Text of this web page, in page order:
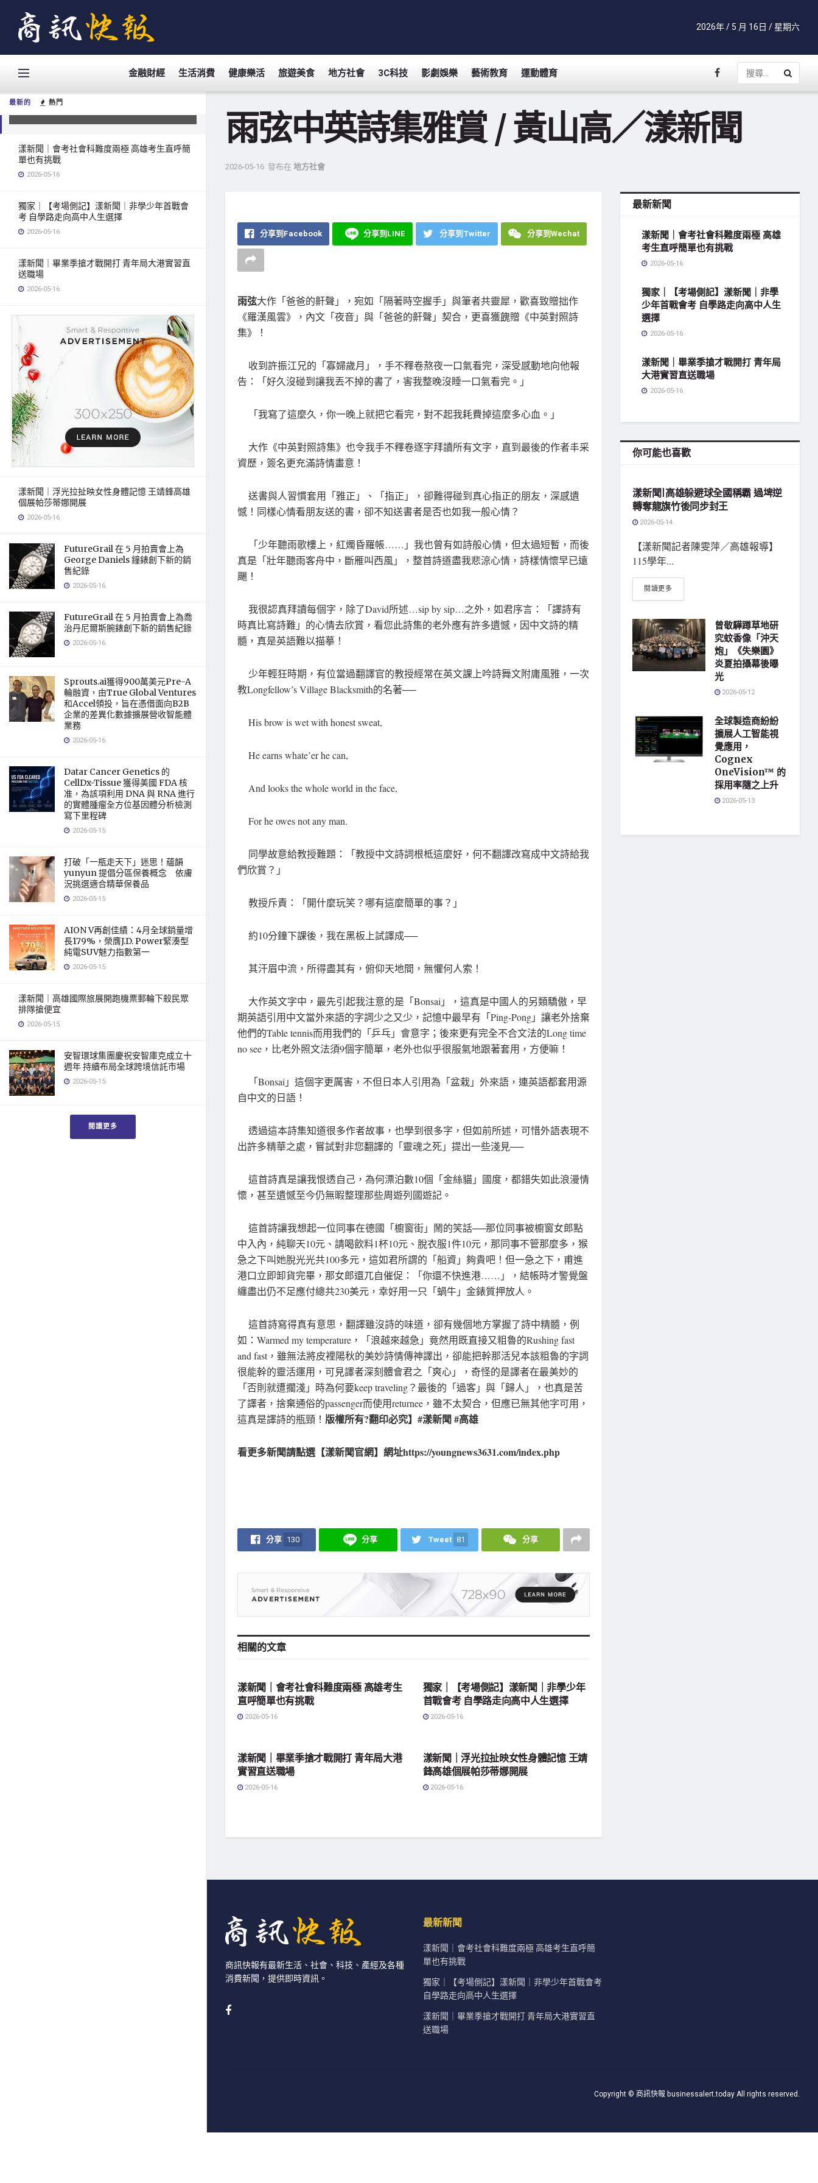
最新的 熱門
雨弦中英詩集雅賞 / 黃山高／漾新聞
漾新聞｜會考社會科難度兩極 高雄考生直呼簡
單也有挑戰
2026-05-16
獨家｜【考場側記】漾新聞｜非學少年首戰會
考 自學路走向高中人生選擇
2026-05-16
漾新聞｜畢業季搶才戰開打 青年局大港實習直
送職場
2026-05-16
漾新聞｜浮光拉扯映女性身體記憶 王靖鋒高雄
個展帕莎蒂娜開展
2026-05-16
FutureGrail 在 5 月拍賣會上為
George Daniels 鐘錶創下新的銷
售紀錄
2026-05-16
FutureGrail 在 5 月拍賣會上為喬
治丹尼爾斯腕錶創下新的銷售紀錄
2026-05-16
Sprouts.ai獲得900萬美元Pre-A
輪融資，由True Global Ventures
和Accel領投，旨在憑借面向B2B
企業的差異化數據擴展營收智能體
業務
2026-05-16
Datar Cancer Genetics 的
CellDx-Tissue 獲得美國 FDA 核
准，為該項利用 DNA 與 RNA 進行
的實體腫瘤全方位基因體分析檢測
寫下里程碑
2026-05-15
打破「一瓶走天下」迷思！蘊韻
yunyun 提倡分區保養概念 依膚
況挑選適合精華保養品
2026-05-15
AION V再創佳績：4月全球銷量增
長179%，榮膺J.D. Power緊湊型
純電SUV魅力指數第一
2026-05-15
漾新聞｜高雄國際旅展開跑機票郵輪下殺民眾
排隊搶便宜
2026-05-15
安智環球集團慶祝安智庫克成立十
週年 持續布局全球跨境信託市場
2026-05-15
閱讀更多
2026年 / 5 月 16日 / 星期六
金融財經 生活消費 健康樂活 旅遊美食 地方社會 3C科技 影劇娛樂 藝術教育 運動體育
雨弦中英詩集雅賞 / 黃山高／漾新聞
2026-05-16 發布在 地方社會
分享到Facebook 分享到LINE 分享到Twitter 分享到Wechat
雨弦大作「爸爸的鼾聲」，宛如「隔著時空握手」與筆者共靈犀，歡喜致贈拙作
《羅漢風雲》，內文「夜音」與「爸爸的鼾聲」契合，更喜獲餽贈《中英對照詩
集》！
收到許振江兄的「寡婦歲月」，手不釋卷熬夜一口氣看完，深受感動地向他報
告：「好久沒碰到讓我丟不掉的書了，害我整晚沒睡一口氣看完。」
「我寫了這麼久，你一晚上就把它看完，對不起我耗費掉這麼多心血。」
大作《中英對照詩集》也令我手不釋卷逐字拜讀所有文字，直到最後的作者丰采
資歷，簽名更充滿詩情畫意！
送書與人習慣套用「雅正」、「指正」，卻難得碰到真心指正的朋友，深感遺
憾！同樣心情看朋友送的書，卻不知送書者是否也如我一般心情？
「少年聽雨歌樓上，紅燭昏羅帳……」我也曾有如詩般心情，但太過短暫，而後
真是「壯年聽雨客舟中，斷雁叫西風」，整首詩道盡我悲涼心情，詩樣情懷早已遠
颺！
我很認真拜讀每個字，除了David所述…sip by sip…之外，如君序言：「譯詩有
時真比寫詩難」的心情去欣賞，看您此詩集的老外應有許多遺憾，因中文詩的精
髓，真是英語難以描摹！
少年輕狂時期，有位當過翻譯官的教授經常在英文課上吟詩舞文附庸風雅，一次
教Longfellow’s Village Blacksmith的名著──
His brow is wet with honest sweat,
He earns whate’er he can,
And looks the whole world in the face,
For he owes not any man.
同學故意給教授難題：「教授中文詩詞根柢這麼好，何不翻譯改寫成中文詩給我
們欣賞？」
教授斥責：「開什麼玩笑？哪有這麼簡單的事？」
約10分鐘下課後，我在黑板上試譯成──
其汗眉中流，所得盡其有，俯仰天地間，無懼何人索！
大作英文字中，最先引起我注意的是「Bonsai」，這真是中國人的另類驕傲，早
期英語引用中文當外來語的字詞少之又少，記憶中最早有「Ping-Pong」讓老外捨棄
他們的Table tennis而用我們的「乒乓」會意字；後來更有完全不合文法的Long time
no see，比老外照文法須9個字簡單，老外也似乎很服氣地跟著套用，方便嘛！
「Bonsai」這個字更厲害，不但日本人引用為「盆栽」外來語，連英語都套用源
自中文的日語！
透過這本詩集知道很多作者故事，也學到很多字，但如前所述，可惜外語表現不
出許多精華之處，嘗試對非您翻譯的「靈魂之死」提出一些淺見──
這首詩真是讓我恨透自己，為何漂泊數10個「金絲貓」國度，都錯失如此浪漫情
懷，甚至遺憾至今仍無暇整理那些周遊列國遊記。
這首詩讓我想起一位同事在德國「櫥窗街」鬧的笑話──那位同事被櫥窗女郎點
中入內，純聊天10元、請喝飲料1杯10元、脫衣服1件10元，那同事不管那麼多，猴
急之下叫她脫光光共100多元，這如君所謂的「船資」夠貴吧！但一急之下，甫進
港口立即卸貨完畢，那女郎還兀自催促：「你還不快進港……」，結帳時才警覺盤
纏盡出仍不足應付總共230美元，幸好用一只「蝸牛」金錶質押放人。
這首詩寫得真有意思，翻譯雖沒詩的味道，卻有幾個地方掌握了詩中精髓，例
如：Warmed my temperature，「浪越來越急」竟然用既直接又粗魯的Rushing fast
and fast，雖無法將皮裡陽秋的美妙詩情傳神譯出，卻能把幹那活兒本該粗魯的字詞
很能幹的靈活運用，可見譯者深刻體會君之「爽心」，奇怪的是譯者在最美妙的
「否則就遭擱淺」時為何要keep traveling？最後的「過客」與「歸人」，也真是苦
了譯者，捨棄通俗的passenger而使用returnee，雖不太契合，但應已無其他字可用，
這真是譯詩的瓶頸！ 版權所有?翻印必究】#漾新聞 #高雄
看更多新聞請點選【漾新聞官網】網址https://youngnews3631.com/index.php
分享 130 分享 Tweet 81 分享
相關的文章
漾新聞｜會考社會科難度兩極 高雄考生
直呼簡單也有挑戰
2026-05-16
獨家｜【考場側記】漾新聞｜非學少年
首戰會考 自學路走向高中人生選擇
2026-05-16
漾新聞｜畢業季搶才戰開打 青年局大港
實習直送職場
2026-05-16
漾新聞｜浮光拉扯映女性身體記憶 王靖
鋒高雄個展帕莎蒂娜開展
2026-05-16
最新新聞
漾新聞｜會考社會科難度兩極 高雄
考生直呼簡單也有挑戰
2026-05-16
獨家｜【考場側記】漾新聞｜非學
少年首戰會考 自學路走向高中人生
選擇
2026-05-16
漾新聞｜畢業季搶才戰開打 青年局
大港實習直送職場
2026-05-16
你可能也喜歡
漾新聞|高雄躲避球全國稱霸 過埤逆
轉奪龍旗竹後同步封王
2026-05-14
【漾新聞記者陳雯萍／高雄報導】
115學年...
閱讀更多
曾敬驊蹲草地研
究蚊香像「沖天
炮」《失樂園》
炎夏拍攝幕後曝
光
2026-05-12
全球製造商紛紛
擴展人工智能視
覺應用，
Cognex
OneVision™ 的
採用率隨之上升
2026-05-13
商訊快報有最新生活、社會、科技、產經及各種
消費新聞，提供即時資訊。
最新新聞
漾新聞｜會考社會科難度兩極 高雄考生直呼簡
單也有挑戰
獨家｜【考場側記】漾新聞｜非學少年首戰會考
自學路走向高中人生選擇
漾新聞｜畢業季搶才戰開打 青年局大港實習直
送職場
Copyright © 商訊快報 businessalert.today All rights reserved.